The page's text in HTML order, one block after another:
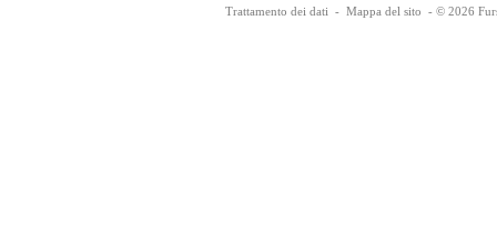
Trattamento dei dati - Mappa del sito - © 2026